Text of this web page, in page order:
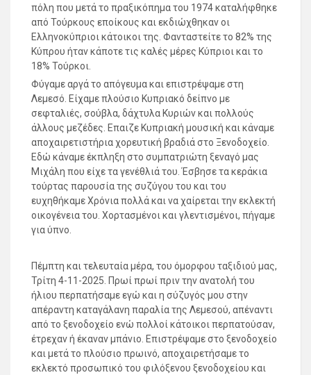
πόλη που μετά το πραξικόπημα του 1974 καταλήφθηκε
από Τούρκους εποίκους και εκδιώχθηκαν οι
Ελληνοκύπριοι κάτοικοι της. Φανταστείτε το 82% της
Κύπρου ήταν κάποτε τις καλές μέρες Κύπριοι και το
18% Τούρκοι.
Φύγαμε αργά το απόγευμα και επιστρέψαμε στη
Λεμεσό. Είχαμε πλούσιο Κυπριακό δείπνο με
σεφταλιές, σούβλα, δάχτυλα Κυριών και πολλούς
άλλους μεζέδες. Επαιζε Κυπριακή μουσική και κάναμε
αποχαιρετιστήρια χορευτική βραδιά στο Ξενοδοχείο.
Εδώ κάναμε έκπληξη στο συμπατριώτη ξεναγό μας
Μιχάλη που είχε τα γενέθλιά του. Έσβησε τα κεράκια
τούρτας παρουσία της συζύγου του και του
ευχηθήκαμε Χρόνια πολλά και να χαίρεται την εκλεκτή
οικογένεια του. Χορτασμένοι και γλεντισμένοι, πήγαμε
για ύπνο.
Πέμπτη και τελευταία μέρα, του όμορφου ταξιδιού μας,
Τρίτη 4-11-2025. Πρωί πρωί πριν την ανατολή του
ήλιου περπατήσαμε εγώ και η σύζυγός μου στην
απέραντη καταγάλανη παραλία της Λεμεσού, απέναντι
από το ξενοδοχείο ενώ πολλοί κάτοικοι περπατούσαν,
έτρεχαν ή έκαναν μπάνιο. Επιστρέψαμε στο ξενοδοχείο
και μετά το πλούσιο πρωινό, αποχαιρετήσαμε το
εκλεκτό προσωπικό του φιλόξενου ξενοδοχείου και